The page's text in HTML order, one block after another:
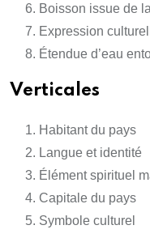
Boisson issue de
Expression
Étendue d’eau
Verticales
Habitant du pays
Langue et identité
Élément spirituel
Capitale du pays
Symbole culturel